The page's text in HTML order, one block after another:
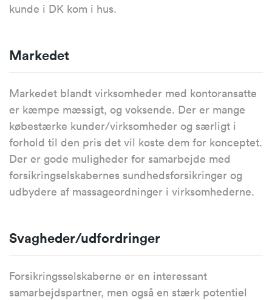
kunde i DK kom i hus.
Markedet
Markedet blandt virksomheder med kontoransatte
er kæmpe mæssigt, og voksende. Der er mange
købestærke kunder/virksomheder og særligt i
forhold til den pris det vil koste dem for konceptet.
Der er gode muligheder for samarbejde med
forsikringselskabernes sundhedsforsikringer og
udbydere af massageordninger i virksomhederne.
Svagheder/udfordringer
Forsikringsselskaberne er en interessant
samarbejdspartner, men også en stærk potentiel